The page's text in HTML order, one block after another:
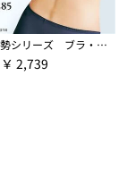
スキッと美姿勢シリーズ ブラ・ショーツ（別売）
2,739